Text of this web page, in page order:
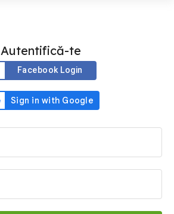
Autentifică-te
Facebook Login